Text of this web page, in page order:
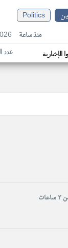
Politics
منذ ساعة
الإخبارية عدد
ساعات